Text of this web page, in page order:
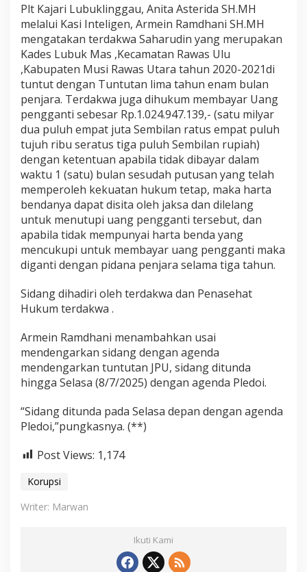
Plt Kajari Lubuklinggau, Anita Asterida SH.MH
melalui Kasi Inteligen, Armein Ramdhani SH.MH
mengatakan terdakwa Saharudin yang merupakan
Kades Lubuk Mas ,Kecamatan Rawas Ulu
,Kabupaten Musi Rawas Utara tahun 2020-2021di
tuntut dengan Tuntutan lima tahun enam bulan
penjara. Terdakwa juga dihukum membayar Uang
pengganti sebesar Rp.1.024.947.139,- (satu milyar
dua puluh empat juta Sembilan ratus empat puluh
tujuh ribu seratus tiga puluh Sembilan rupiah)
dengan ketentuan apabila tidak dibayar dalam
waktu 1 (satu) bulan sesudah putusan yang telah
memperoleh kekuatan hukum tetap, maka harta
bendanya dapat disita oleh jaksa dan dilelang
untuk menutupi uang pengganti tersebut, dan
apabila tidak mempunyai harta benda yang
mencukupi untuk membayar uang pengganti maka
diganti dengan pidana penjara selama tiga tahun.
Sidang dihadiri oleh terdakwa dan Penasehat
Hukum terdakwa .
Armein Ramdhani menambahkan usai
mendengarkan sidang dengan agenda
mendengarkan tuntutan JPU, sidang ditunda
hingga Selasa (8/7/2025) dengan agenda Pledoi.
“Sidang ditunda pada Selasa depan dengan agenda
Pledoi,”pungkasnya. (**)
Post Views: 1,174
Korupsi
Writer: Marwan
Ikuti Kami